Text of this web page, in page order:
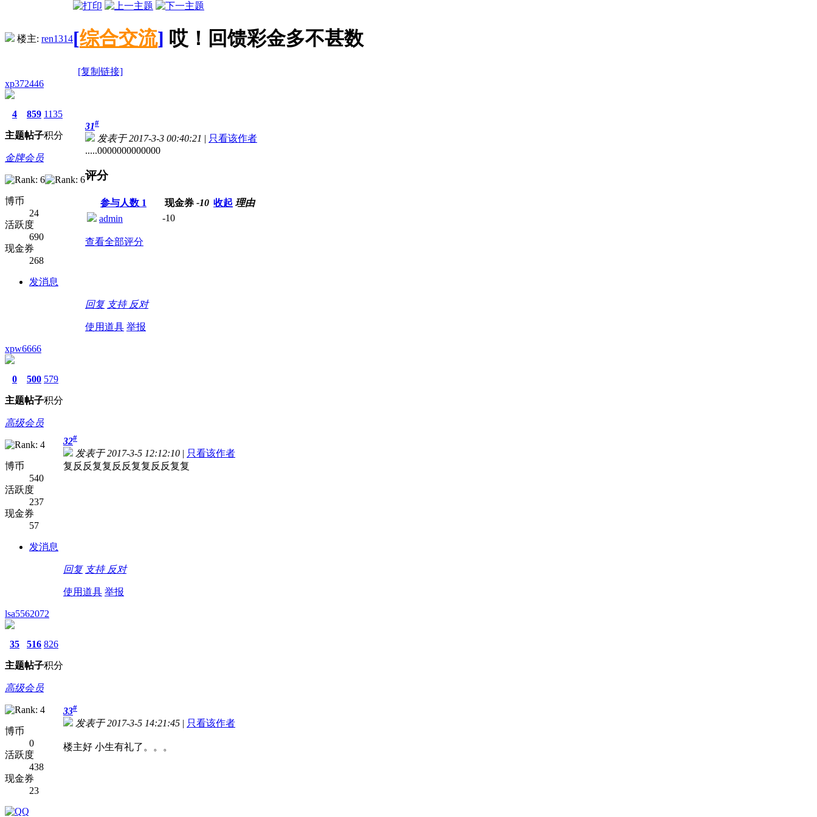
楼主: ren1314[综合交流] 哎！回馈彩金多不甚数
[复制链接]
xp372446
4
主题
859
帖子
1135
积分
金牌会员
博币
24
活跃度
690
现金券
268
发消息
31#
发表于 2017-3-3 00:40:21 | 只看该作者
.....0000000000000
评分
参与人数 1 现金券 -10 收起 理由
admin
-10
查看全部评分
回复 支持 反对
使用道具 举报
xpw6666
0
主题
500
帖子
579
积分
高级会员
博币
540
活跃度
237
现金券
57
发消息
32#
发表于 2017-3-5 12:12:10 | 只看该作者
复反反复复反反复复反反复复
回复 支持 反对
使用道具 举报
lsa5562072
35
主题
516
帖子
826
积分
高级会员
博币
0
活跃度
438
现金券
23
33#
发表于 2017-3-5 14:21:45 | 只看该作者
楼主好 小生有礼了。。。